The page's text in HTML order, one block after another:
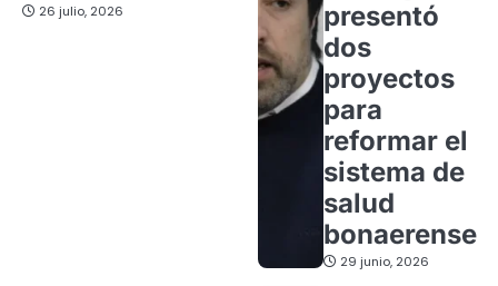
26 julio, 2026
presentó
dos
proyectos
para
reformar el
sistema de
salud
bonaerense
29 junio, 2026